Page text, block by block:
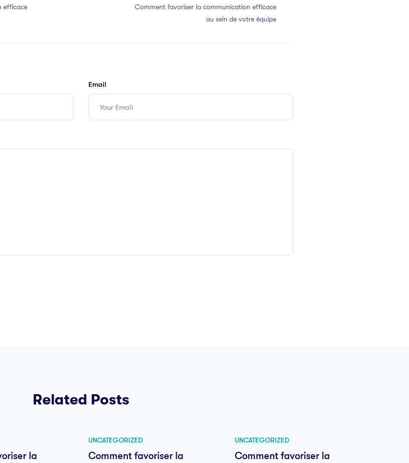
efficace
Comment favoriser la communication efficace
au sein de votre équipe
Email
Related Posts
la
UNCATEGORIZED
Comment favoriser la
UNCATEGORIZED
Comment favoriser la